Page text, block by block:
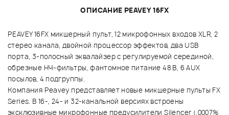
ОПИСАНИЕ PEAVEY 16FX
PEAVEY 16FX микшерный пульт, 12 микрофонных входов XLR, 2
стерео канала, двойной процессор эффектов, два USB
порта, 3-полосный эквалайзер с регулируемой серединой,
обрезные НЧ-фильтры, фантомное питание 48 В, 6 AUX
посылов, 4 подгруппы.
Компания Peavey представляет новые микшерные пульты FX
Series. В 16-, 24- и 32-канальной версиях встроены
эксклюзивные микрофонные предусилители Silencer (.0007%